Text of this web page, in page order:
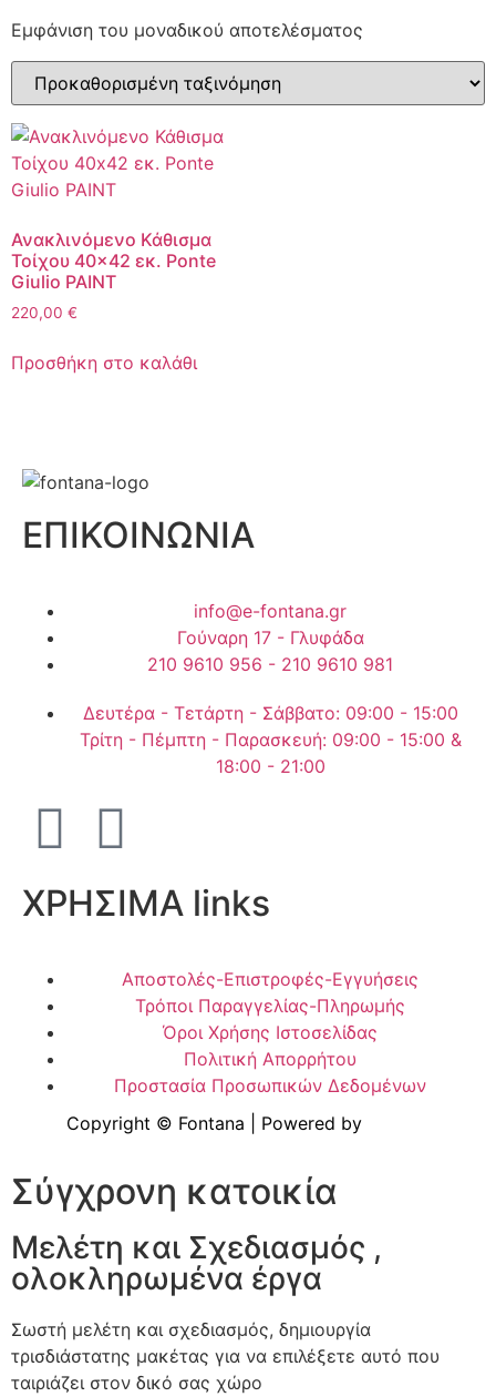
Εμφάνιση του μοναδικού αποτελέσματος
Ανακλινόμενο Κάθισμα
Τοίχου 40×42 εκ. Ponte
Giulio PAINT
220,00 €
Προσθήκη στο καλάθι
ΕΠΙΚΟΙΝΩΝΙΑ
info@e-fontana.gr
Γούναρη 17 - Γλυφάδα
210 9610 956 - 210 9610 981
Δευτέρα - Τετάρτη - Σάββατο: 09:00 - 15:00
Τρίτη - Πέμπτη - Παρασκευή: 09:00 - 15:00 &
18:00 - 21:00
ΧΡΗΣΙΜΑ links
Αποστολές-Επιστροφές-Εγγυήσεις
Τρόποι Παραγγελίας-Πληρωμής
Όροι Χρήσης Ιστοσελίδας
Πολιτική Απορρήτου
Προστασία Προσωπικών Δεδομένων
Copyright © Fontana | Powered by
Σύγχρονη κατοικία
Μελέτη και Σχεδιασμός ,
ολοκληρωμένα έργα
Σωστή μελέτη και σχεδιασμός, δημιουργία
τρισδιάστατης μακέτας για να επιλέξετε αυτό που
ταιριάζει στον δικό σας χώρο